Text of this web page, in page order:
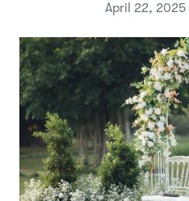
April 22, 2025